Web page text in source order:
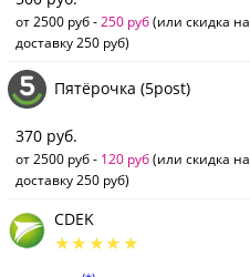
от 2500 руб - 250 руб(или скидка на
доставку 250 руб)
Пятёрочка (5post)
370 руб.
от 2500 руб - 120 руб(или скидка на
доставку 250 руб)
CDEK